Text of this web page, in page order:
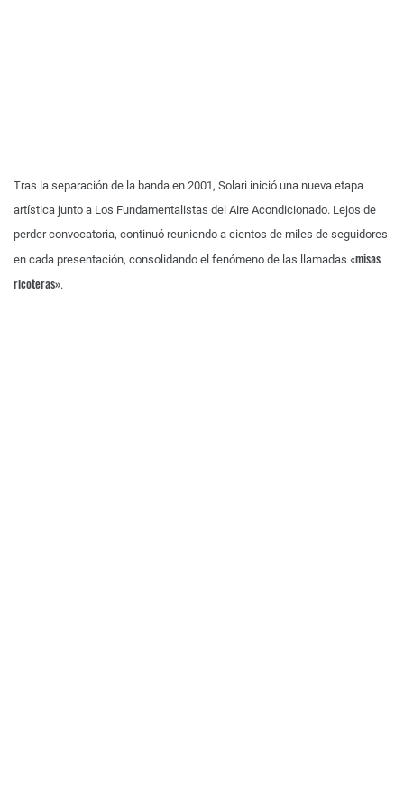
Tras la separación de la banda en 2001, Solari inició una nueva etapa
artística junto a Los Fundamentalistas del Aire Acondicionado. Lejos de
perder convocatoria, continuó reuniendo a cientos de miles de seguidores
en cada presentación, consolidando el fenómeno de las llamadas «misas
ricoteras».